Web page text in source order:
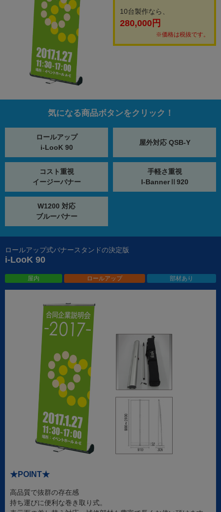
10台製作なら、
280,000円
※価格は税抜です。
気になる商品ボタンをクリック！
ロールアップ
i-LooK 90
屋外対応 QSB-Y
コスト重視
イージーバナー
手軽さ重視
I-BannerⅡ920
W1200 対応
ブルーバナー
ロールアップ式バナースタンドの決定版
i-LooK 90
屋内 ロールアップ 部材あり
★POINT★
高品質で抜群の存在感
持ち運びに便利な巻き取り式。